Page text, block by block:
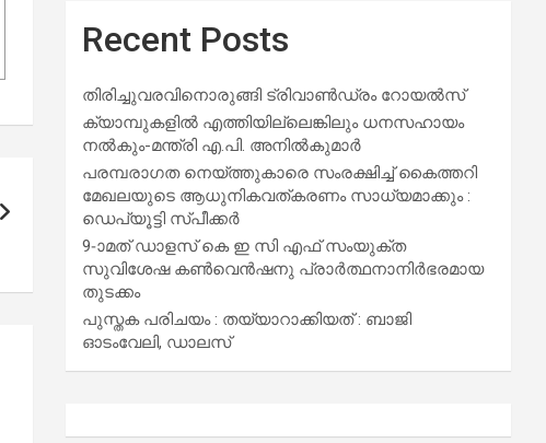
Recent Posts
തിരിച്ചുവരവിനൊരുങ്ങി ട്രിവാൺഡ്രം റോയൽസ്
ക്യാമ്പുകളിൽ എത്തിയില്ലെങ്കിലും ധനസഹായം
നൽകും-മന്ത്രി എ.പി. അനിൽകുമാർ
പരമ്പരാഗത നെയ്ത്തുകാരെ സംരക്ഷിച്ച് കൈത്തറി
മേഖലയുടെ ആധുനികവത്കരണം സാധ്യമാക്കും :
ഡെപ്യൂട്ടി സ്പീക്കർ
9-ാമത് ഡാളസ് കെ ഇ സി എഫ് സംയുക്ത
സുവിശേഷ കൺവെൻഷനു പ്രാർത്ഥനാനിർഭരമായ
തുടക്കം
പുസ്തക പരിചയം : തയ്യാറാക്കിയത് : ബാജി
ഓടംവേലി, ഡാലസ്